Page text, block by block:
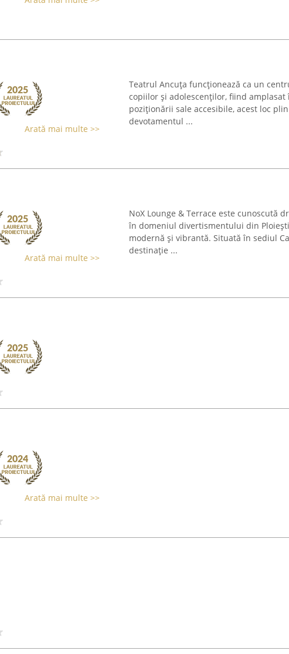
Arată mai multe >>
Teatrul Ancuța funcționează ca un
copiilor și adolescenților, fiind
poziționării sale accesibile, acest loc
devotamentul ...
Arată mai multe >>
NoX Lounge & Terrace este cunoscută
în domeniul divertismentului din
modernă și vibrantă. Situată în sediul
destinație ...
Arată mai multe >>